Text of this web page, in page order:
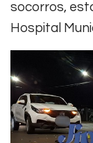
socorros,
Hospital